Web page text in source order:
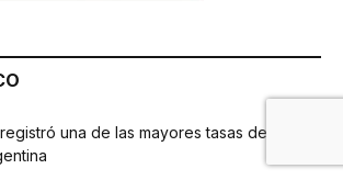
una de las mayores tasas de